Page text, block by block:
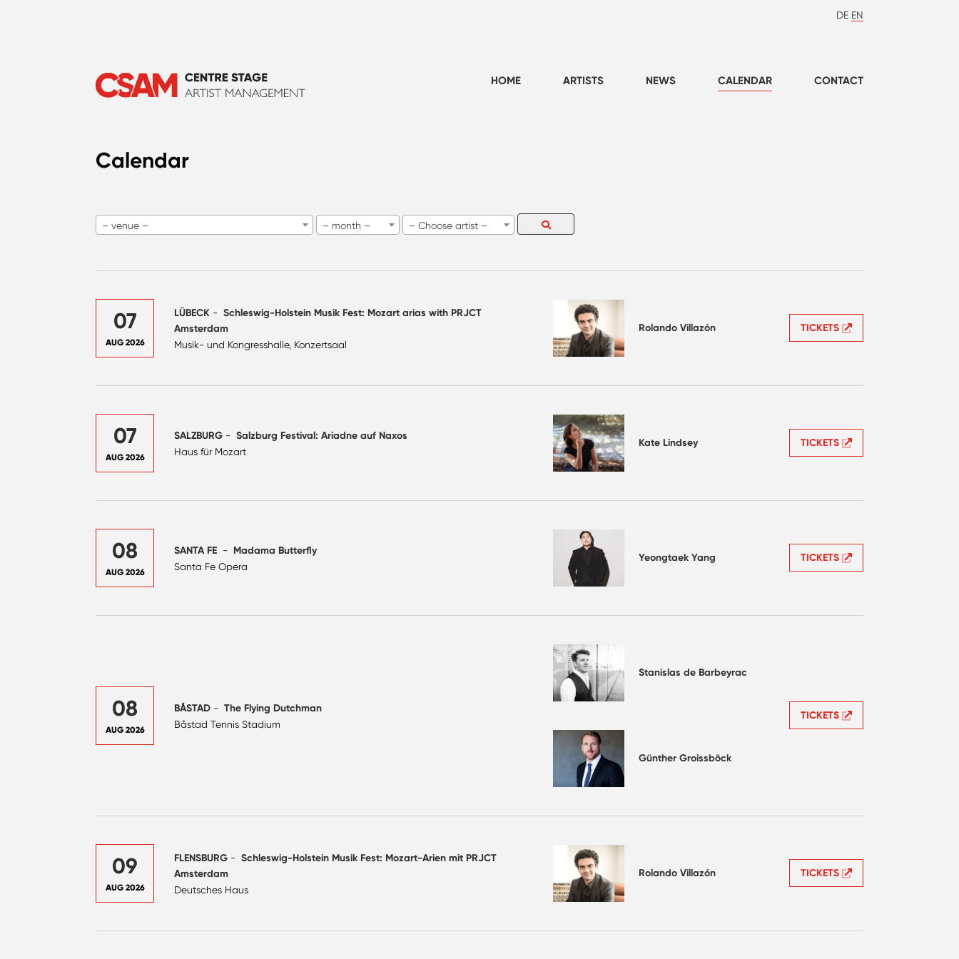
DE EN
HOME ARTISTS NEWS CALENDAR CONTACT
Calendar
– venue – – month – – Choose artist –
07
AUG 2026
LÜBECK - Schleswig-Holstein Musik Fest: Mozart arias with PRJCT
Amsterdam
Musik- und Kongresshalle, Konzertsaal
Rolando Villazón TICKETS
07
AUG 2026
SALZBURG- Salzburg Festival: Ariadne auf Naxos
Haus für Mozart
Kate Lindsey TICKETS
08
AUG 2026
SANTA FE - Madama Butterfly
Santa Fe Opera
Yeongtaek Yang TICKETS
08
AUG 2026
BÅSTAD- The Flying Dutchman
Båstad Tennis Stadium
Stanislas de Barbeyrac
Günther Groissböck
TICKETS
09
AUG 2026
FLENSBURG- Schleswig-Holstein Musik Fest: Mozart-Arien mit PRJCT
Amsterdam
Deutsches Haus
Rolando Villazón TICKETS